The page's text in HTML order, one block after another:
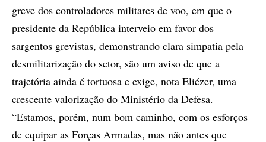
greve dos controladores militares de voo, em que o
presidente da República interveio em favor dos
sargentos grevistas, demonstrando clara simpatia pela
desmilitarização do setor, são um aviso de que a
trajetória ainda é tortuosa e exige, nota Eliézer, uma
crescente valorização do Ministério da Defesa.
“Estamos, porém, num bom caminho, com os esforços
de equipar as Forças Armadas, mas não antes que